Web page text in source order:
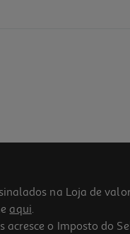
na Loja de
aqui.
o Imposto do